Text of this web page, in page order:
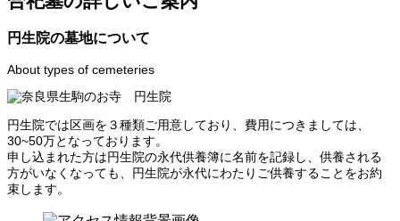
円生院の墓地について
About types of cemeteries
円生院では区画を３種類ご用意しており、費用につきましては、
30~50万となっております。
申し込まれた方は円生院の永代供養簿に名前を記録し、供養される
方がいなくなっても、円生院が永代にわたりご供養することをお約
束します。